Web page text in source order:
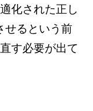
化された正し
せるという前
す必要が出て